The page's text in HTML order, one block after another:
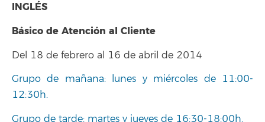
INGLÉS
Básico de Atención al Cliente
Del 18 de febrero al 16 de abril de 2014
Grupo de mañana: lunes y miércoles de 11:00-
12:30h.
Grupo de tarde: martes y jueves de 16:30-18:00h.